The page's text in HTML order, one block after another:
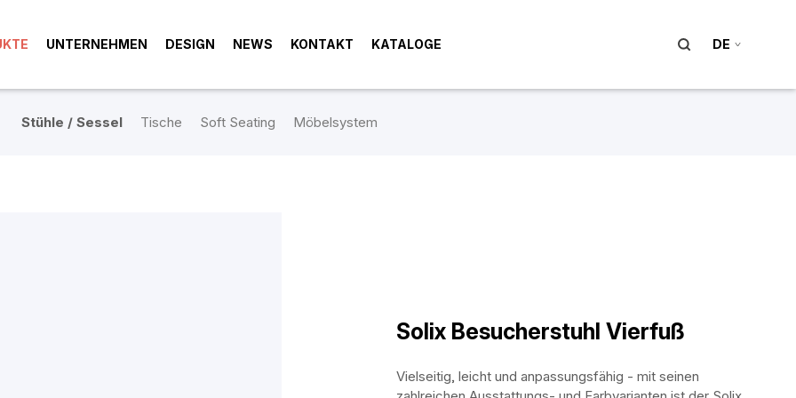
UNTERNEHMEN DESIGN NEWS KONTAKT KATALOGE DE
Stühle / Sessel Tische Soft Seating Möbelsystem
Solix Besucherstuhl Vierfuß
Vielseitig, leicht und anpassungsfähig - mit seinen